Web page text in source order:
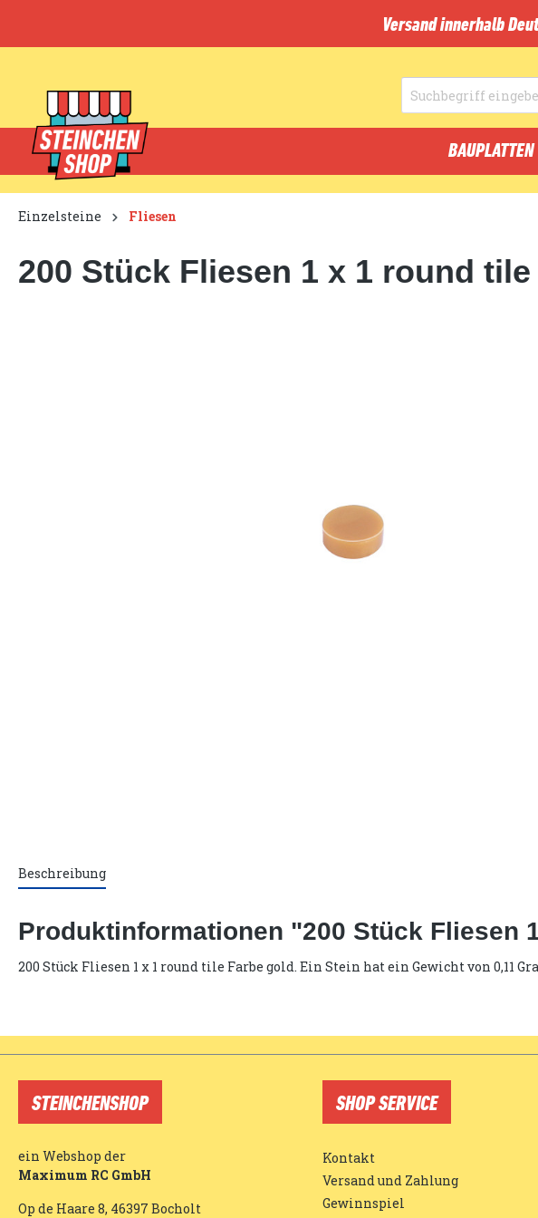
Versand innerhalb
BAUPLATTEN
Einzelsteine Fliesen
200 Stück Fliesen 1 x 1 round
Beschreibung
Produktinformationen "200 Stück Fliesen
200 Stück Fliesen 1 x 1 round tile Farbe gold. Ein Stein hat ein Gewicht von
STEINCHENSHOP
ein Webshop der
Maximum RC GmbH
Op de Haare 8, 46397 Bocholt
SHOP SERVICE
Kontakt
Versand und Zahlung
Gewinnspiel